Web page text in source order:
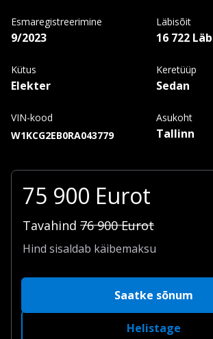
Esmaregistreerimine
9/2023
Läbisõit
16 722
Kütus
Elekter
Keretüüp
Sedan
VIN-kood
W1KCG2EB0RA043779
Asukoht
Tallinn
75 900 Eurot
Tavahind 76 900 Eurot
Hind sisaldab käibemaksu
Saatke sõnum
Helistage